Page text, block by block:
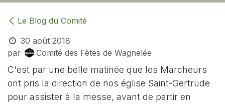
Le Blog du Comité
30 août 2018
par
Comité des Fêtes de Wagnelée
C'est par une belle matinée que les Marcheurs
ont pris la direction de nos église Saint-Gertrude
pour assister à la messe, avant de partir en